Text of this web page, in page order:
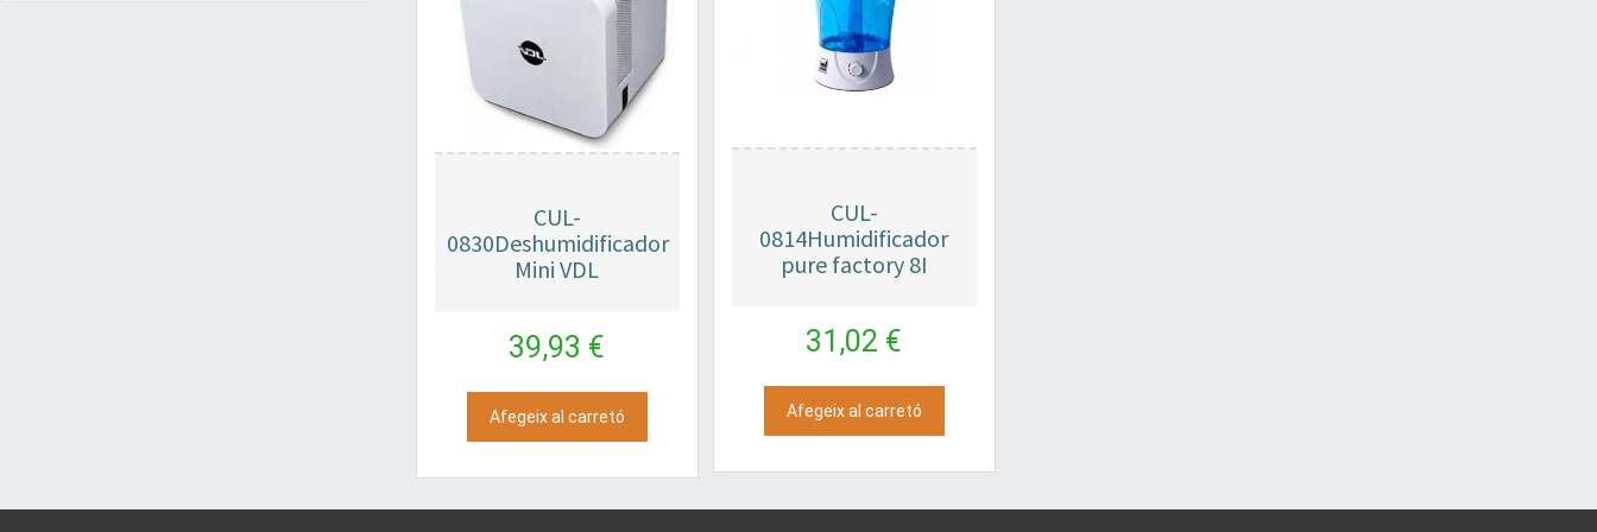
CUL-
0830Deshumidificador
Mini VDL
39,93 €
Afegeix al carretó
CUL-
0814Humidificador
pure factory 8I
31,02 €
Afegeix al carretó